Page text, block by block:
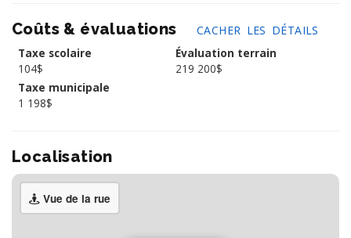
Coûts & évaluations
CACHER LES DÉTAILS
Taxe scolaire
104$
Taxe municipale
1 198$
Évaluation terrain
219 200$
Localisation
Vue de la rue